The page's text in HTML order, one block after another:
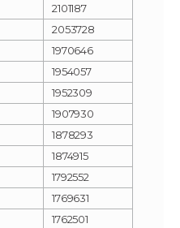
2101187
2053728
1970646
1954057
1952309
1907930
1878293
1874915
1792552
1769631
1762501